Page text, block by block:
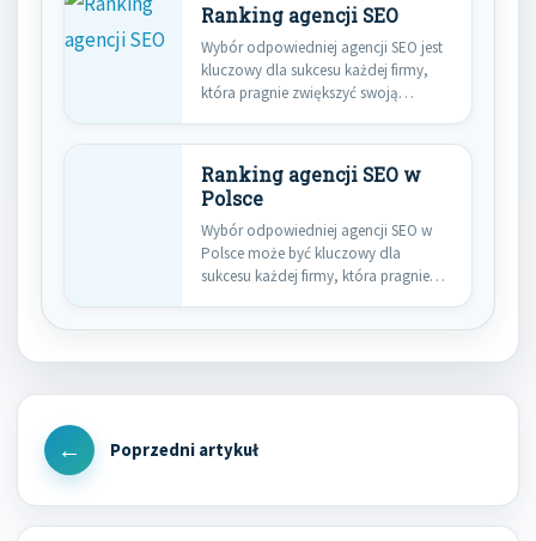
Ranking agencji SEO
Wybór odpowiedniej agencji SEO jest
kluczowy dla sukcesu każdej firmy,
która pragnie zwiększyć swoją
Ranking agencji SEO w
Polsce
Wybór odpowiedniej agencji SEO w
Polsce może być kluczowy dla
sukcesu każdej firmy, która pragnie…
Nawigacja
wpisu
Previous